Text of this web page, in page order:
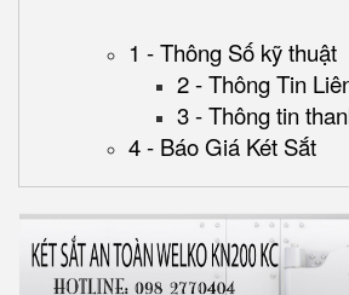
1 - Thông Số kỹ thuật
2 - Thông Tin
3 - Thông tin
4 - Báo Giá Két Sắt